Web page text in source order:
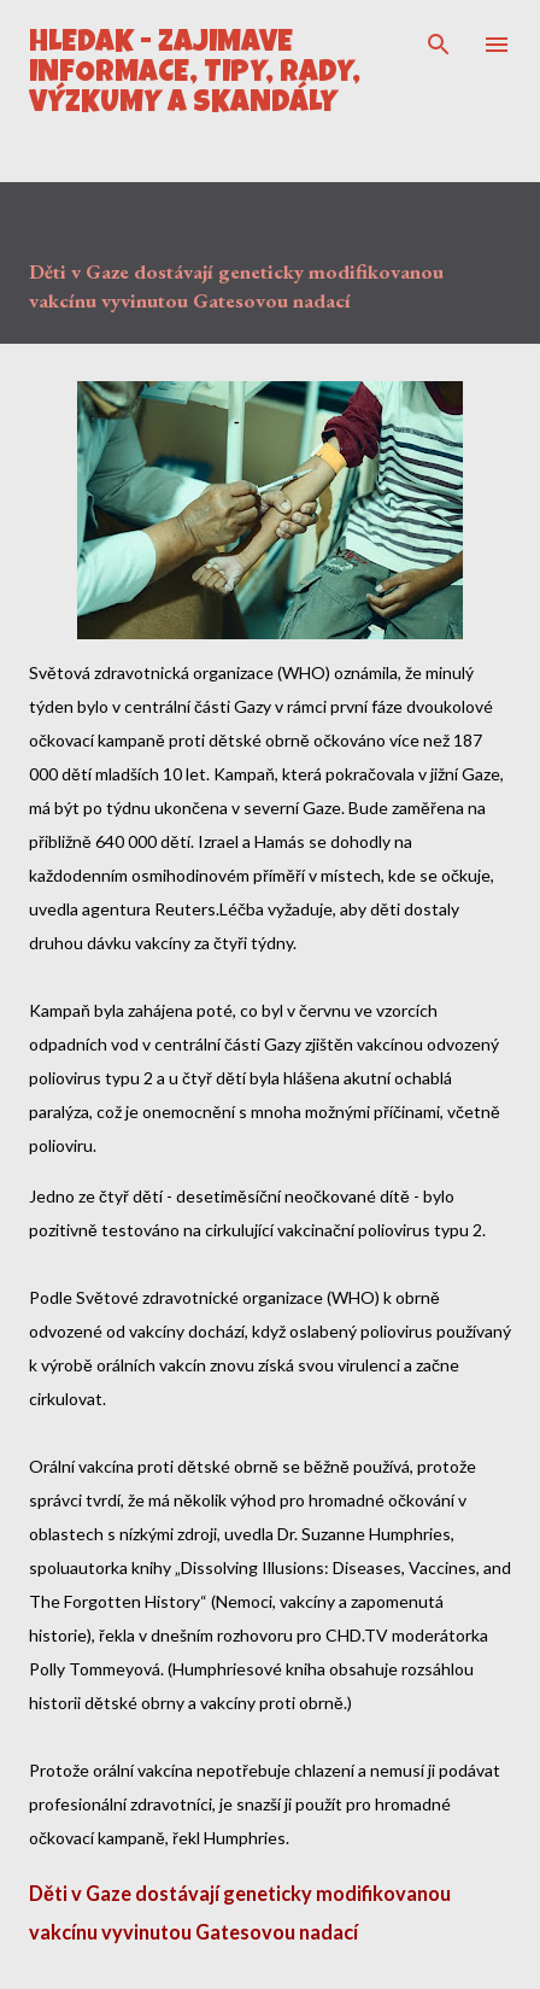
Přeskočit na hlavní obsah
HLEDÁK - ZAJÍMAVÉ
INFORMACE, TIPY, RADY,
VÝZKUMY A SKANDÁLY
Děti v Gaze dostávají geneticky modifikovanou
vakcínu vyvinutou Gatesovou nadací
Světová zdravotnická organizace (WHO) oznámila, že minulý
týden bylo v centrální části Gazy v rámci první fáze dvoukolové
očkovací kampaně proti dětské obrně očkováno více než 187
000 dětí mladších 10 let. Kampaň, která pokračovala v jižní Gaze,
má být po týdnu ukončena v severní Gaze. Bude zaměřena na
přibližně 640 000 dětí. Izrael a Hamás se dohodly na
každodenním osmihodinovém příměří v místech, kde se očkuje,
uvedla agentura Reuters.Léčba vyžaduje, aby děti dostaly
druhou dávku vakcíny za čtyři týdny.
Kampaň byla zahájena poté, co byl v červnu ve vzorcích
odpadních vod v centrální části Gazy zjištěn vakcínou odvozený
poliovirus typu 2 a u čtyř dětí byla hlášena akutní ochablá
paralýza, což je onemocnění s mnoha možnými příčinami, včetně
polioviru.
Jedno ze čtyř dětí - desetiměsíční neočkované dítě - bylo
pozitivně testováno na cirkulující vakcinační poliovirus typu 2.
Podle Světové zdravotnické organizace (WHO) k obrně
odvozené od vakcíny dochází, když oslabený poliovirus používaný
k výrobě orálních vakcín znovu získá svou virulenci a začne
cirkulovat.
Orální vakcína proti dětské obrně se běžně používá, protože
správci tvrdí, že má několik výhod pro hromadné očkování v
oblastech s nízkými zdroji, uvedla Dr. Suzanne Humphries,
spoluautorka knihy „Dissolving Illusions: Diseases, Vaccines, and
The Forgotten History“ (Nemoci, vakcíny a zapomenutá
historie), řekla v dnešním rozhovoru pro CHD.TV moderátorka
Polly Tommeyová. (Humphriesové kniha obsahuje rozsáhlou
historii dětské obrny a vakcíny proti obrně.)
Protože orální vakcína nepotřebuje chlazení a nemusí ji podávat
profesionální zdravotníci, je snazší ji použít pro hromadné
očkovací kampaně, řekl Humphries.
Děti v Gaze dostávají geneticky modifikovanou
vakcínu vyvinutou Gatesovou nadací